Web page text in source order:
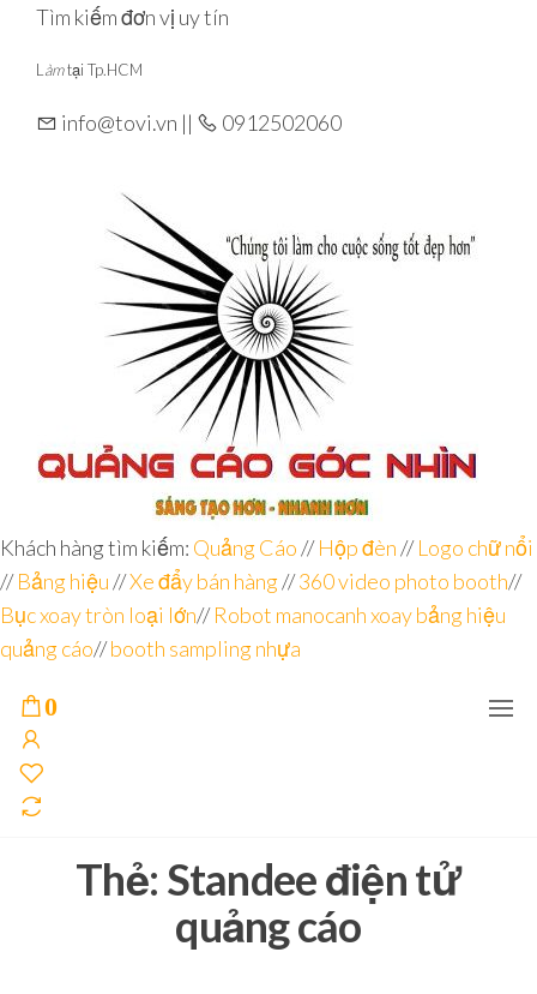
Skip
content
Tìm kiếm đơn vị uy tín
L àmtại Tp.HCM
info@tovi.vn || 0912502060
Đơn vị
chuyên
sâu – 8
năm
kinh
nghiệm
Góc
Nhìn
Agency –
nhà sản
xuất
POSM,
Quầy
Sampling,
Booth
trưng
bày, tủ
trưng
bày… tại
Tp.Hồ
Khách hàng tìm kiếm: Quảng Cáo//Hộp đèn//Logo chữ nổi
//Bảng hiệu//Xe đẩy bán hàng//360 video photo booth//
Bục xoay tròn loại lớn//Robot manocanh xoay bảng hiệu
quảng cáo//booth sampling nhựa
0
Thẻ: Standee điện tử
quảng cáo